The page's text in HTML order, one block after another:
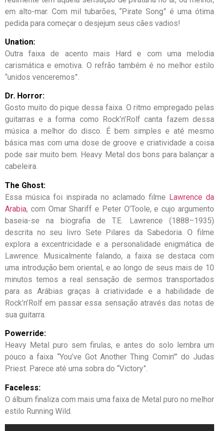
em alto-mar. Com mil tubarões, “Pirate Song” é uma ótima
pedida para começar o desjejum seus cães vadios!
Unation:
Outra faixa de acento mais Hard e com uma melodia
carismática e emotiva. O refrão também é no melhor estilo
“unidos venceremos”.
Dr. Horror:
Gosto muito do pique dessa faixa. O ritmo empregado pelas
guitarras e a forma como Rock’n’Rolf canta fazem dessa
música a melhor do disco. É bem simples e até mesmo
básica mas com uma dose de groove e criatividade a coisa
pode sair muito bem. Heavy Metal dos bons para balançar a
cabeleira.
The Ghost:
Essa música foi inspirada no aclamado filme Lawrence da
Arabia, com Omar Shariff e Peter O’Toole, e cujo argumento
baseia-se na biografia de T.E. Lawrence (1888–1935)
descrita no seu livro Sete Pilares da Sabedoria. O filme
explora a excentricidade e a personalidade enigmática de
Lawrence. Musicalmente falando, a faixa se destaca com
uma introdução bem oriental, e ao longo de seus mais de 10
minutos temos a real sensação de sermos transportados
para as Arábias graças à criatividade e a habilidade de
Rock’n’Rolf em passar essa sensação através das notas de
sua guitarra.
Powerride:
Heavy Metal puro sem firulas, e antes do solo lembra um
pouco a faixa “You’ve Got Another Thing Comin'” do Judas
Priest. Parece até uma sobra do “Victory”.
Faceless:
O álbum finaliza com mais uma faixa de Metal puro no melhor
estilo Running Wild.